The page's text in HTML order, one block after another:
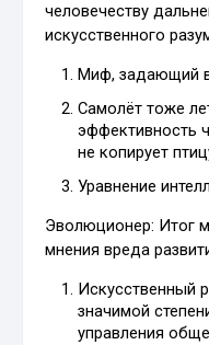
человечеству
искусственного
Миф, задающий
Самолёт тоже
эффективность
не копирует
Уравнение
Эволюционер: Итог
мнения вреда
Искусственный
значимой
управления